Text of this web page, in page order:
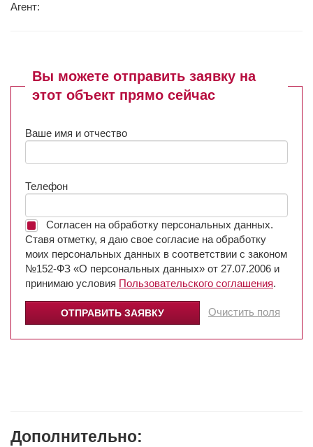
Агент:
Вы можете отправить заявку на
этот объект прямо сейчас
Ваше имя и отчество
Телефон
Согласен на обработку персональных данных.
Ставя отметку, я даю свое согласие на обработку
моих персональных данных в соответствии с законом
№152-ФЗ «О персональных данных» от 27.07.2006 и
принимаю условия Пользовательского соглашения.
Очистить поля
Дополнительно: